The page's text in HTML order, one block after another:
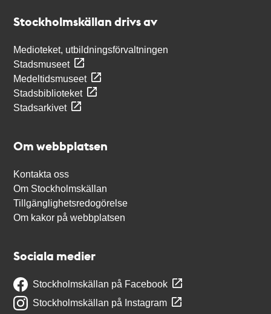
Stockholmskällan drivs av
Medioteket, utbildningsförvaltningen
Stadsmuseet
Medeltidsmuseet
Stadsbiblioteket
Stadsarkivet
Om webbplatsen
Kontakta oss
Om Stockholmskällan
Tillgänglighetsredogörelse
Om kakor på webbplatsen
Sociala medier
Stockholmskällan på Facebook
Stockholmskällan på Instagram